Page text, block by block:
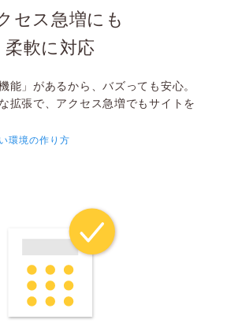
セス急増にも
柔軟に対応
能」があるから、バズっても安心。
拡張で、アクセス急増でもサイトを
環境の作り方